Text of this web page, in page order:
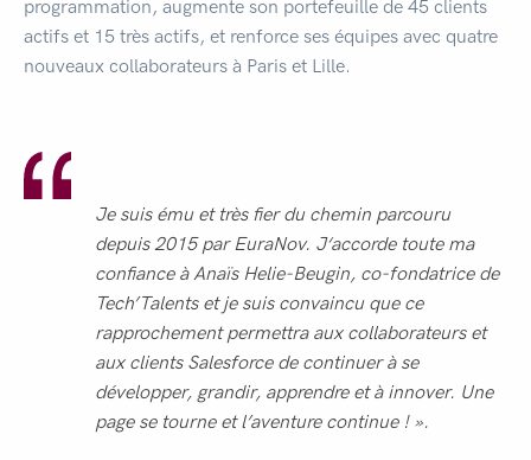
programmation, augmente son portefeuille de 45 clients
actifs et 15 très actifs, et renforce ses équipes avec quatre
nouveaux collaborateurs à Paris et Lille.
Je suis ému et très fier du chemin parcouru
depuis 2015 par EuraNov. J‘accorde toute ma
confiance à Anaïs Helie-Beugin, co-fondatrice de
Tech’Talents et je suis convaincu que ce
rapprochement permettra aux collaborateurs et
aux clients Salesforce de continuer à se
développer, grandir, apprendre et à innover. Une
page se tourne et l’aventure continue ! ».